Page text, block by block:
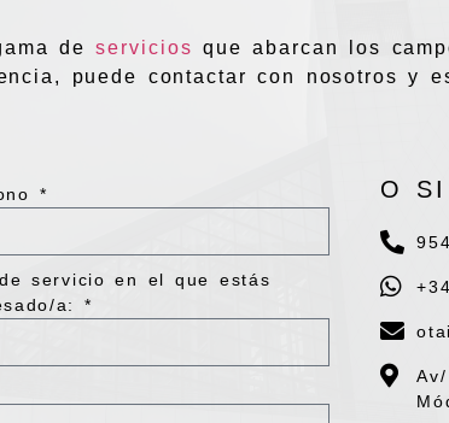
deservicios
que abarcan los
puede contactar con nosotros y
*
servicio en el que estás
a: *
O SI